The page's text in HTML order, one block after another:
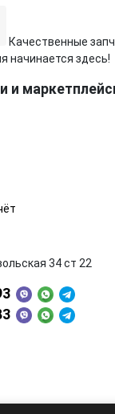
Качественные
начинается здесь!
и
34 ст 22